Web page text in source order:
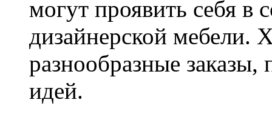
могут проявить себя в
дизайнерской мебели.
разнообразные
идей.